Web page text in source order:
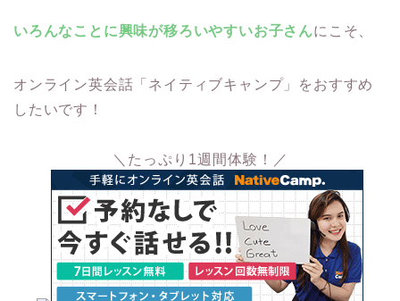
いろんなことに興味が移ろいやすいお子さんにこそ、
オンライン英会話「ネイティブキャンプ」をおすすめ
したいです！
＼たっぷり1週間体験！／